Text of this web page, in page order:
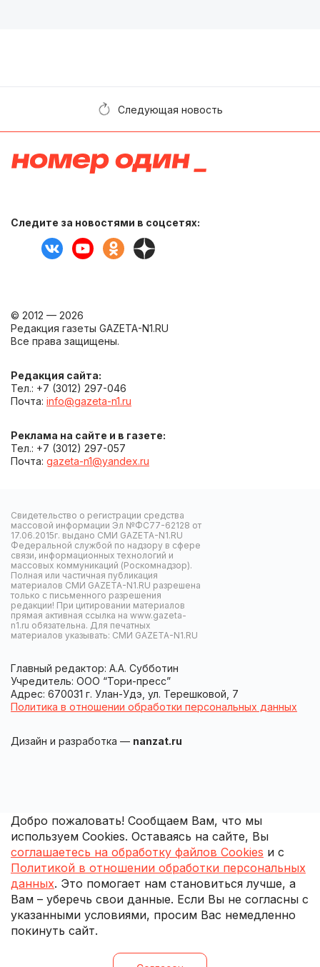
Следующая новость
Следите за новостями в соцсетях:
© 2012 — 2026
Редакция газеты GAZETA-N1.RU
Все права защищены.
Редакция сайта:
Тел.: +7 (3012) 297-046
Почта: info@gazeta-n1.ru
Реклама на сайте и в газете:
Тел.: +7 (3012) 297-057
Почта: gazeta-n1@yandex.ru
Свидетельство о регистрации средства
массовой информации Эл №ФС77-62128 от
17.06.2015г. выдано СМИ GAZETA-N1.RU
Федеральной службой по надзору в сфере
связи, информационных технологий и
массовых коммуникаций (Роскомнадзор).
Полная или частичная публикация
материалов СМИ GAZETA-N1.RU разрешена
только с письменного разрешения
редакции! При цитировании материалов
прямая активная ссылка на www.gazeta-
n1.ru обязательна. Для печатных
материалов указывать: СМИ GAZETA-N1.RU
Главный редактор: А.А. Субботин
Учредитель: ООО “Тори-пресс”
Адрес: 670031 г. Улан-Удэ, ул. Терешковой, 7
Политика в отношении обработки персональных данных
Дизайн и разработка — nanzat.ru
Добро пожаловать! Сообщаем Вам, что мы
используем Cookies. Оставаясь на сайте, Вы
соглашаетесь на обработку файлов Cookies и с
Политикой в отношении обработки персональных
данных. Это помогает нам становиться лучше, а
Вам – уберечь свои данные. Если Вы не согласны с
указанными условиями, просим Вас немедленно
покинуть сайт.